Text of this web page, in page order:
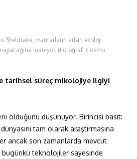
Sheldrake, mantarların artan ekoloji
inanıyor. (Fotoğraf: Cosmo
tarihsel süreç mikolojiye ilgiyi
olduğunu düşünüyor. Birincisi basit:
tam olarak araştırmasına
ancak son zamanlarda mevcut
teknolojiler sayesinde